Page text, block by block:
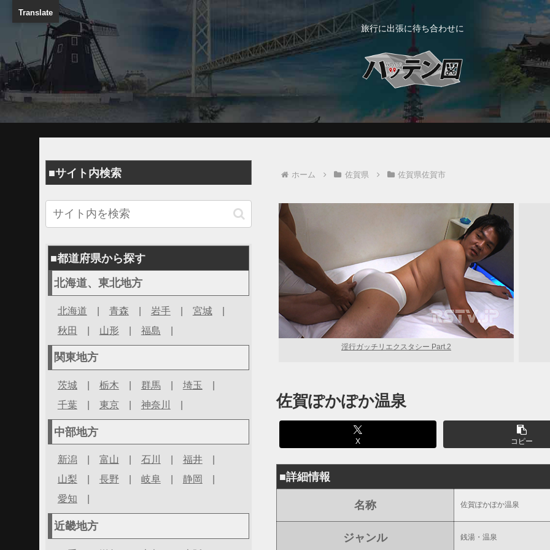
旅行に出張に待ち合わせに
ホーム 佐賀県 佐賀県佐賀市
淫行ガッチリエクスタシー Part.2
佐賀ぽかぽか温泉
X コピー
■詳細情報
名称 佐賀ぽかぽか温泉
ジャンル 銭湯・温泉
■サイト内検索
■都道府県から探す
北海道、東北地方
北海道 | 青森 | 岩手| 宮城|
秋田 | 山形 | 福島 |
関東地方
茨城| 栃木 | 群馬 | 埼玉 |
千葉| 東京| 神奈川 |
中部地方
新潟 富山 石川 福井|
山梨
長野 岐阜| 静岡
愛知
近畿地方
Translate